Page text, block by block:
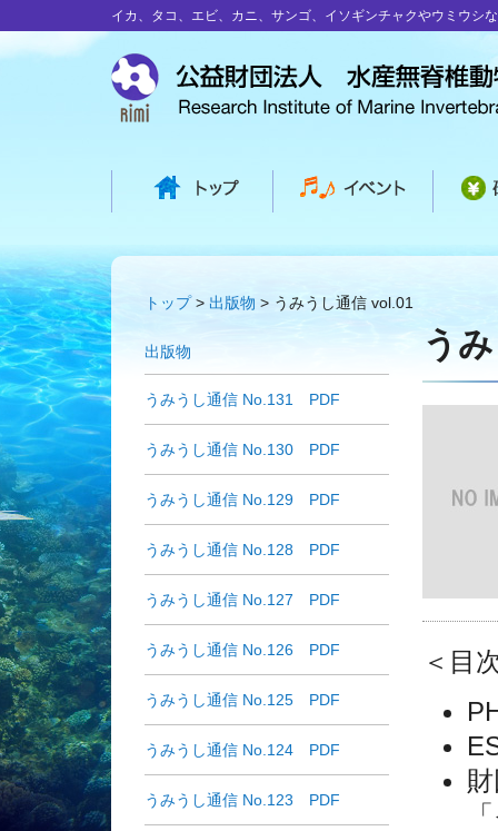
イカ、タコ、エビ、カニ、サンゴ、イソギンチャクやウミウシ
トップ 出版物 うみうし通信 vol.01
出版物
うみうし通信 No.131 PDF
うみうし通信 No.130 PDF
うみうし通信 No.129 PDF
うみうし通信 No.128 PDF
うみうし通信 No.127 PDF
うみうし通信 No.126 PDF
うみうし通信 No.125 PDF
うみうし通信 No.124 PDF
うみうし通信 No.123 PDF
う
＜目